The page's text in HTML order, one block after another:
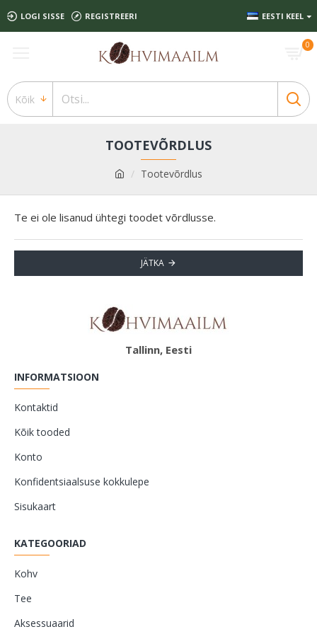
LOGI SISSE REGISTREERI EESTI KEEL
0
Kõik
Tootevõrdlus
TOOTEVÕRDLUS
Te ei ole lisanud ühtegi toodet võrdlusse.
JÄTKA
Tallinn, Eesti
INFORMATSIOON
Kontaktid
Kõik tooded
Konto
Konfidentsiaalsuse kokkulepe
Sisukaart
KATEGOORIAD
Kohv
Tee
Aksessuaarid